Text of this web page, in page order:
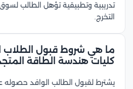
تدريبية وتطبيقية تؤهل الطالب
التخرج.
ما هي شروط قبول الطلاب
كليات هندسة الطاقة
يشترط لقبول الطالب الوافد حصوله